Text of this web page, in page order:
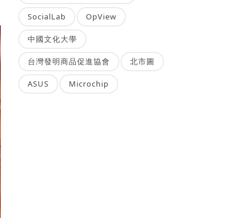
SocialLab OpView
中國文化大學
台灣發明商品促進協會 北市圖
ASUS Microchip